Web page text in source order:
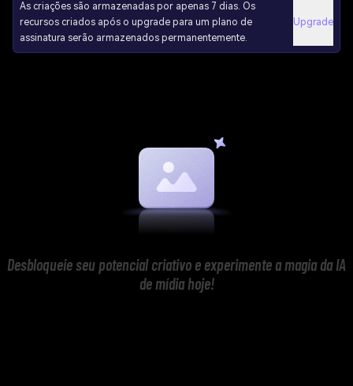
As criações são armazenadas por apenas 7 dias. Os
recursos criados após o upgrade para um plano de
assinatura serão armazenados permanentemente.
Upgrade
Desbloqueie seu potencial criativo e experimente a magia da IA
de mídia hoje!